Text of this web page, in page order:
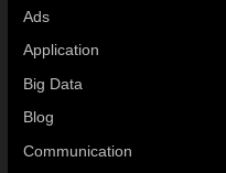
Ads
Application
Big Data
Blog
Communication